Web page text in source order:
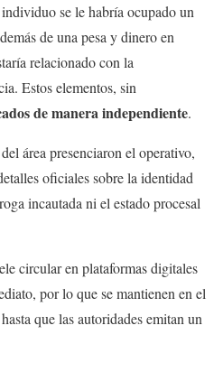
se le habría ocupado un
de una pesa y dinero en
relacionado con la
Estos elementos, sin
de manera independiente.
área presenciaron el operativo,
oficiales sobre la identidad
incautada ni el estado procesal
circular en plataformas digitales
por lo que se mantienen en el
hasta que las autoridades emitan un